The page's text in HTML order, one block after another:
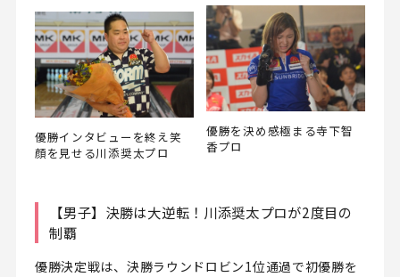
優勝インタビューを終え笑
顔を見せる川添奨太プロ
優勝を決め感極まる寺下智
香プロ
【男子】決勝は大逆転！川添奨太プロが2度目の
制覇
優勝決定戦は、決勝ラウンドロビン1位通過で初優勝を